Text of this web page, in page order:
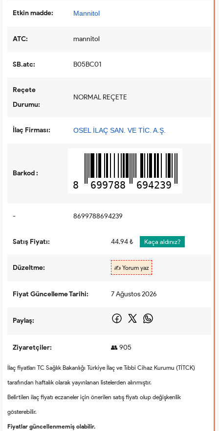
Etkin madde: Mannitol
ATC: mannitol
SB.atc: B05BC01
Reçete
Durumu:
NORMAL REÇETE
İlaç Firması: OSEL İLAÇ SAN. VE TİC. A.Ş.
Barkod :
8 699788 694239
- 8699788694239
Satış Fiyatı: 44.94 ₺ Kaça aldınız?
Düzeltme: ✍️ Yorum yaz
Fiyat Güncelleme Tarihi: 7 Ağustos 2026
Paylaş:
Ziyaretçiler: 👥 905
İlaç fiyatları TC Sağlık Bakanlığı Türkiye İlaç ve Tıbbi Cihaz Kurumu (TİTCK)
tarafından haftalık olarak yayınlanan listelerden alınmıştır.
Belirtilen ilaç fiyatı eczaneler için önerilen satış fiyatı olup değişkenlik
gösterebilir.
Fiyatlar güncellenmemiş olabilir.